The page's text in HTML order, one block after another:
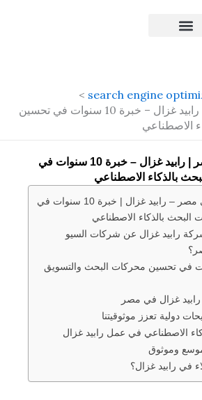
search engine
شركة سيو في مصر | رابيد غزال – خبرة 10 سنوات في تحسين
شركة سيو في مصر | رابيد غزال – خبرة 10 سنوات في
بالذكاء الاصطناعي
شركة سيو في مصر – رابيد غزال | خبرة 10 سنوات في
بالذكاء الاصطناعي
رابيد غزال عن شركات السيو
في تحسين محركات البحث والتسويق
غزال في مصر
تعزز موثوقيتنا
الاصطناعي في عمل رابيد غزال
وموثوق
في رابيد غزال؟